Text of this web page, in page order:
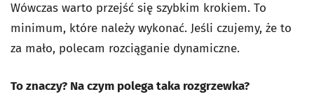
Wówczas warto przejść się szybkim krokiem. To
minimum, które należy wykonać. Jeśli czujemy, że to
za mało, polecam rozciąganie dynamiczne.
To znaczy? Na czym polega taka rozgrzewka?